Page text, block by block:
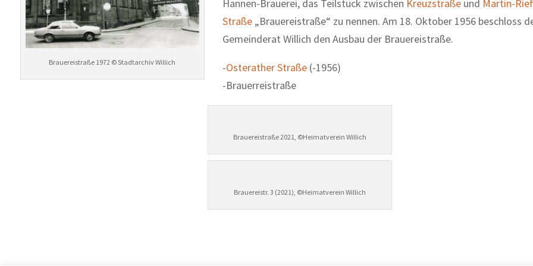
Brauereistraße 1972 © Stadtarchiv Willich
Hannen-Brauerei, das Teilstück zwischen Kreuzstraßeund Martin-
Straße„Brauereistraße“ zu nennen. Am 18. Oktober 1956 beschloss
Gemeinderat Willich den Ausbau der Brauereistraße.
-Osterather Straße(-1956)
-Brauerreistraße
Brauereistraße 2021, ©Heimatverein Willich
Brauereistr. 3 (2021), ©Heimatverein Willich